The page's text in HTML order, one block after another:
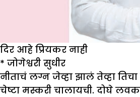
दिर आहे प्रियकर नाही
* जोगेश्वरी सुधीर
नीताचं लग्न जेव्हा झालं तेव्हा
चेष्टा मस्करी चालायची. दोघे